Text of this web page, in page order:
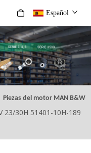
Español
Piezas del motor MAN B&W
23/30H 51401-10H-189